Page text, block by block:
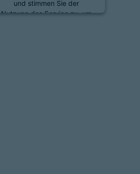
und stimmen Sie der
Nutzung des Service zu, um